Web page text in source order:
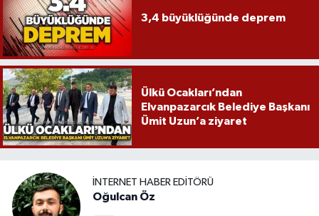
3,4 büyüklüğünde deprem
Ülkü Ocakları’ndan
Elvanpazarcık Belediye Başkanı
Ümit Uzun’a ziyaret
İNTERNET HABER EDITÖRÜ
Oğulcan Öz